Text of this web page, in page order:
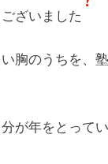
ざいました
胸のうちを、
が年をとって